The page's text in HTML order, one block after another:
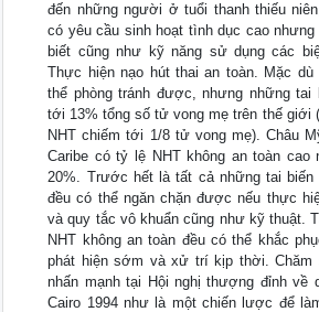
đến những người ở tuổi thanh thiếu
có yêu cầu sinh hoạt tình dục cao
biết cũng như kỹ năng sử dụng các
Thực hiện nạo hút thai an toàn. Mặc dù
thể phòng tránh được, nhưng những tai
tới 13% tổng số tử vong mẹ trên thế giới
NHT chiếm tới 1/8 tử vong mẹ). Châu
Caribe có tỷ lệ NHT không an toàn
20%. Trước hết là tất cả những tai biến
đều có thể ngăn chặn được nếu thực
và quy tắc vô khuẩn cũng như kỹ thuật.
NHT không an toàn đều có thể khắc
phát hiện sớm và xử trí kịp thời. Chăm
nhấn mạnh tại Hội nghị thượng đỉnh về
Cairo 1994 như là một chiến lược để